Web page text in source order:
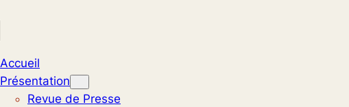
Accueil
Présentation
Revue de Presse